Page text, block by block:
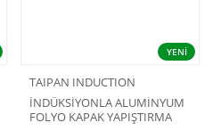
YENİ
TAIPAN INDUCTION
İNDÜKSİYONLA ALUMİNYUM
FOLYO KAPAK YAPIŞTIRMA